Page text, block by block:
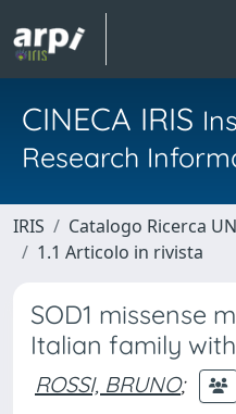
CINECA IRIS
Research
IRIS Catalogo Ricerca
1.1 Articolo in rivista
SOD1 missense
Italian family
ROSSI, BRUNO;